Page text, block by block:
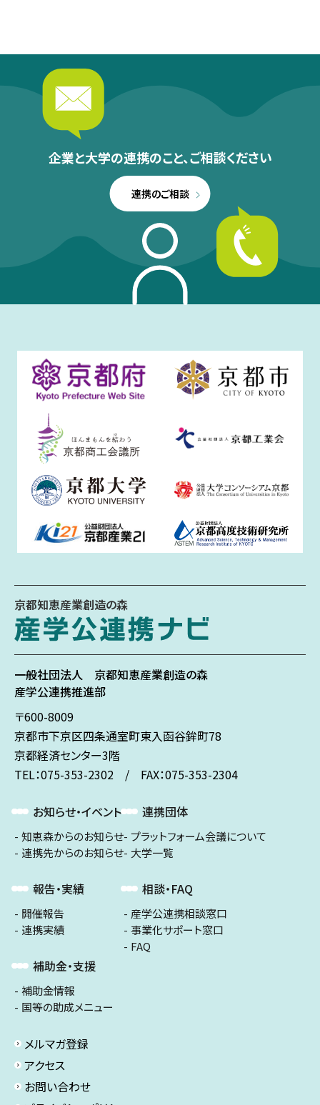
企業と大学の連携のこと、ご相談ください
連携のご相談
京都知恵産業創造の森
一般社団法人 京都知恵産業創造の森
産学公連携推進部
〒600-8009
京都市下京区四条通室町東入函谷鉾町78
京都経済センター3階
TEL：075-353-2302 / FAX：075-353-2304
お知らせ・イベント
知恵森からのお知らせ
連携先からのお知らせ
報告・実績
開催報告
連携実績
補助金・支援
補助金情報
国等の助成メニュー
連携団体
プラットフォーム会議について
大学一覧
相談・FAQ
産学公連携相談窓口
事業化サポート窓口
FAQ
メルマガ登録
アクセス
お問い合わせ